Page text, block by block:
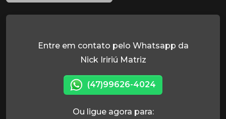
Entre em contato pelo Whatsapp da
Nick Iririú Matriz
(47)99626-4024
Ou ligue agora para: